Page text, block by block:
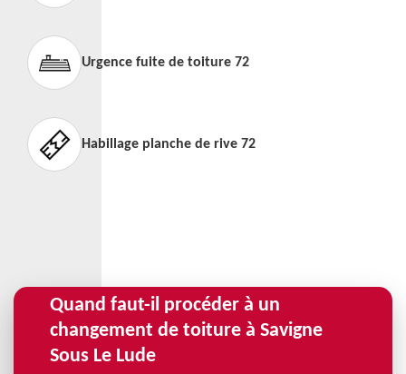
Urgence fuite de toiture 72
Habillage planche de rive 72
Quand faut-il procéder à un
changement de toiture à Savigne
Sous Le Lude